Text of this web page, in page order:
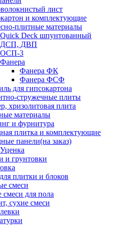
лист
и комплектующие
плитные материалы
Quick Deck шпунтованный
ДСП, ДВП
ОСП-3
Фанера
Фанера ФК
Фанера ФСФ
для гипсокартона
стружечные плиты
хризолитовая плита
материалы
и фурнитура
плитка и комплектующие
панели(на заказ)
Уценка
и грунтовки
плитки и блоков
смеси
смеси для пола
сухие смеси